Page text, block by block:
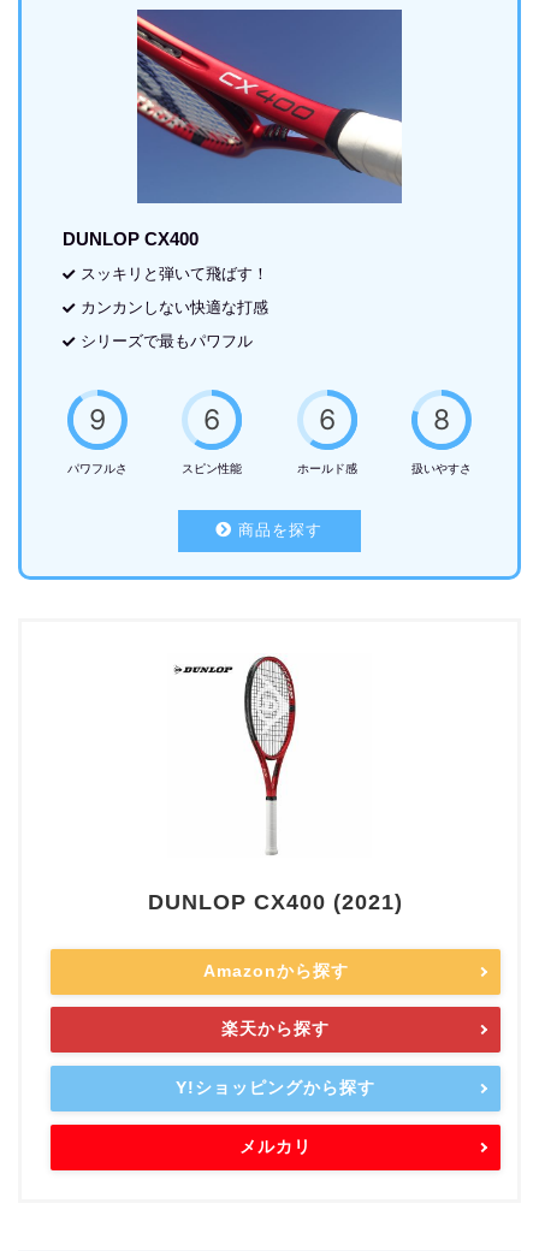
DUNLOP CX400
スッキリと弾いて飛ばす！
カンカンしない快適な打感
シリーズで最もパワフル
9
パワフルさ
6
スピン性能
6
ホールド感
8
扱いやすさ
商品を探す
DUNLOP CX400 (2021)
Amazonから探す
楽天から探す
Y!ショッピングから探す
メルカリ